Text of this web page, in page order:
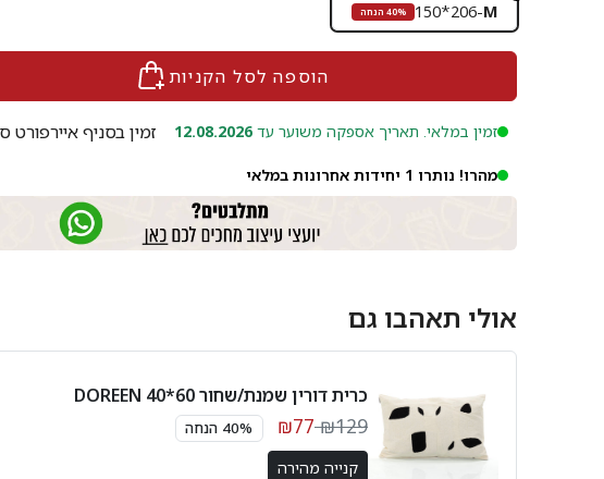
M
-
150*206 40% הנחה
הוספה לסל הקניות
זמין במלאי. תאריך אספקה משוער עד 12.08.2026 זמין בסניף איירפורט
מהרו! נותרו 1 יחידות אחרונות במלאי
אולי תאהבו גם
כרית דורין שמנת/שחור 60*40 DOREEN
₪129
₪77 40% הנחה
קנייה מהירה